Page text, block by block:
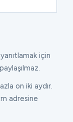
için
on iki aydır.
adresine